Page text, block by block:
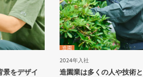
景をデザイ
造園
2024年入社
造園業は多くの人や技術